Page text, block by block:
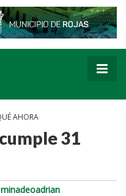
AHORA
31
minadeoadrian